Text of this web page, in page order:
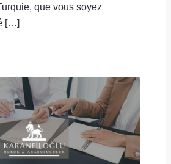
que vous soyez
[…]